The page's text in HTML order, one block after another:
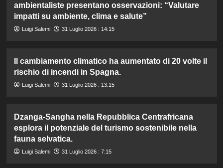
ambientaliste presentano osservazioni: “Valutare
impatti su ambiente, clima e salute”
Luigi Salemi 31 Luglio 2026 : 14:15
Il cambiamento climatico ha aumentato di 20 volte il
rischio di incendi in Spagna.
Luigi Salemi 31 Luglio 2026 : 13:15
Dzanga-Sangha nella Repubblica Centrafricana
esplora il potenziale del turismo sostenibile nella
fauna selvatica.
Luigi Salemi 31 Luglio 2026 : 7:15